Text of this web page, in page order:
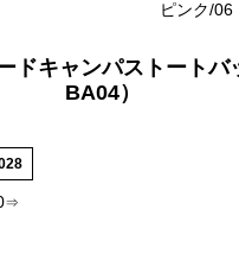
ピンク/06
ドキャンパストートバ
BA04）
⇒